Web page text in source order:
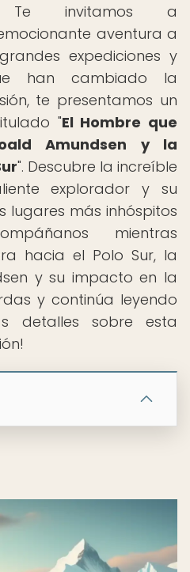
invitamos a
aventura a
expediciones y
han cambiado la
te presentamos un
"El Hombre que
Amundsen y la
". Descubre la increíble
explorador y su
lugares más inhóspitos
mientras
hacia el Polo Sur, la
y su impacto en la
y continúa leyendo
detalles sobre esta